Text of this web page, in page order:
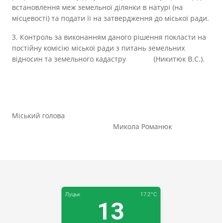
встановлення меж земельної ділянки в натурі (на
місцевості) та подати її на затвердження до міської ради.
3. Контроль за виконанням даного рішення покласти на
постійну комісію міської ради з питань земельних
відносин та земельного кадастру (Никитюк В.С.).
Міський голова
Микола Романюк